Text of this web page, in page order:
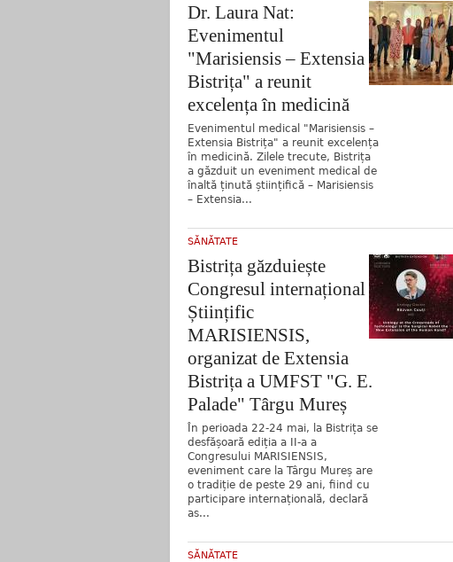
Dr. Laura Nat:
Evenimentul
"Marisiensis – Extensia
Bistrița" a reunit
excelența în medicină
Evenimentul medical "Marisiensis –
Extensia Bistrița" a reunit excelența
în medicină. Zilele trecute, Bistrița
a găzduit un eveniment medical de
înaltă ținută științifică – Marisiensis
– Extensia...
SĂNĂTATE
Bistrița găzduiește
Congresul internațional
Științific
MARISIENSIS,
organizat de Extensia
Bistrița a UMFST "G. E.
Palade" Târgu Mureș
În perioada 22-24 mai, la Bistrița se
desfășoară ediția a II-a a
Congresului MARISIENSIS,
eveniment care la Târgu Mureș are
o tradiție de peste 29 ani, fiind cu
participare internațională, declară
as...
SĂNĂTATE